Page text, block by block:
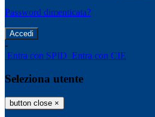
Password dimenticata?
-
Entra con SPID Entra con CIE
Seleziona utente
button close ×